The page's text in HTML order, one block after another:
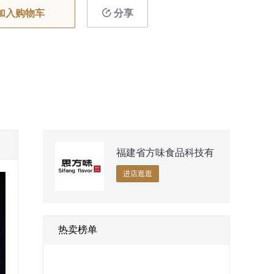
入购物车 分享
福建省方味食品科技有
限责任公司
进店逛逛
热卖榜单